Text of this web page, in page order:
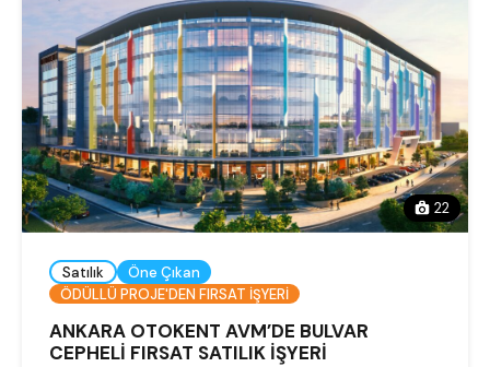
22
Satılık
Öne Çıkan
ÖDÜLLÜ PROJE'DEN FIRSAT İŞYERİ
ANKARA OTOKENT AVM’DE BULVAR
CEPHELİ FIRSAT SATILIK İŞYERİ